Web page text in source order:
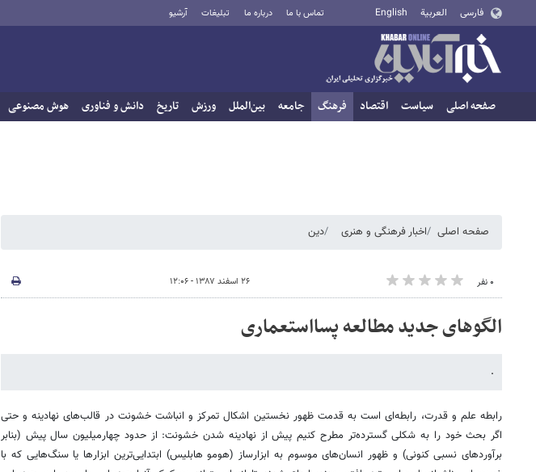
فارسی العربية English تماس با ما درباره ما تبلیغات آرشیو
صفحه اصلی سیاست اقتصاد فرهنگ جامعه بین‌الملل ورزش تاریخ دانش و فناوری هوش مصنوعی
صفحه اصلی اخبار فرهنگی و هنری دین
۰ نفر ۲۶ اسفند ۱۳۸۷ - ۱۲:۰۶
الگوهای جدید مطالعه پسا‌استعماری
.
رابطه علم و قدرت، رابطه‌ای است به قدمت ظهور نخستین اشکال تمرکز و انباشت خشونت در قالب‌های نهادینه و حتی
اگر بحث خود را به شکلی گسترده‌تر مطرح کنیم پیش از نهادینه شدن خشونت: از حدود چهار‌میلیون سال پیش (بنابر
برآوردهای نسبی کنونی) و ظهور انسان‌های موسوم به ابزار‌ساز (هومو هابلیس) ابتدایی‌ترین ابزارها یا سنگ‌هایی که با